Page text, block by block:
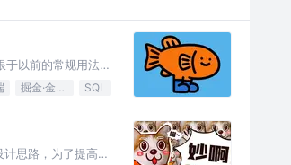
以前的常规用法。
掘金·金石计划 SQL
思路，为了提高性